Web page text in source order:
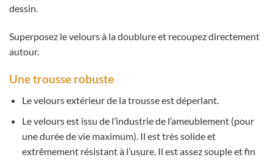
dessin.
Superposez le velours à la doublure et recoupez directement
autour.
Une trousse robuste
Le velours extérieur de la trousse est déperlant.
Le velours est issu de l’industrie de l’ameublement (pour
une durée de vie maximum). Il est très solide et
extrêmement résistant à l’usure. Il est assez souple et fin